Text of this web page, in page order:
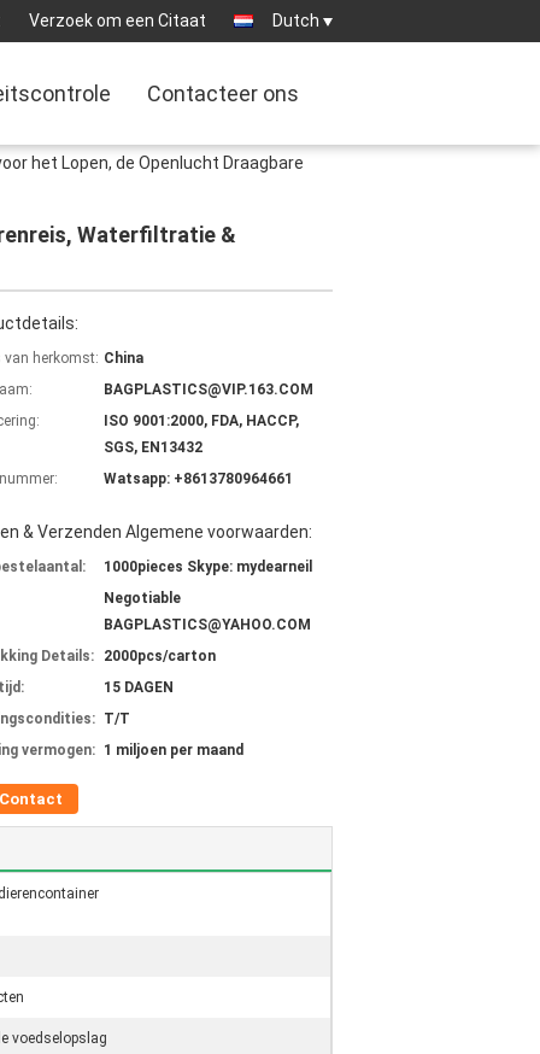
Verzoek om een Citaat Dutch
Contacteer ons
het Lopen, de Openlucht Draagbare
Waterfiltratie &
van herkomst: China
BAGPLASTICS@VIP.163.COM
ISO 9001:2000, FDA, HACCP,
SGS, EN13432
Watsapp: +8613780964661
& Verzenden Algemene voorwaarden:
1000pieces Skype: mydearneil
Negotiable
BAGPLASTICS@YAHOO.COM
Details:
2000pcs/carton
15 DAGEN
T/T
vermogen: 1 miljoen per maand
Contact
voedselopslag